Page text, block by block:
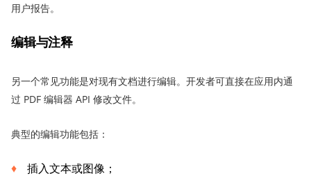
用户报告。
编辑与注释
另一个常见功能是对现有文档进行编辑。开发者可直接在应用内通
过 PDF 编辑器 API 修改文件。
典型的编辑功能包括：
插入文本或图像；